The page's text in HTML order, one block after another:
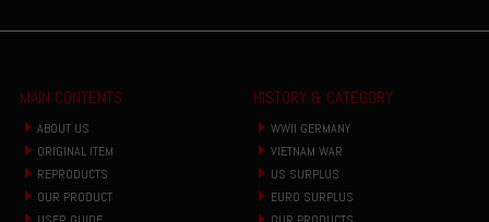
MAIN CONTENTS
ABOUT US
ORIGINAL ITEM
REPRODUCTS
OUR PRODUCT
HISTORY & CATEGORY
WWII GERMANY
VIETNAM WAR
US SURPLUS
EURO SURPLUS